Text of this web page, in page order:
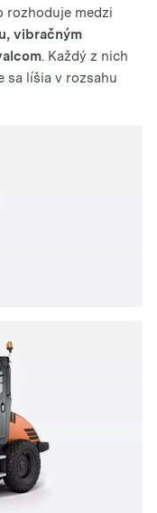
rozhoduje medzi
vibračným
. Každý z nich
sa líšia v rozsahu